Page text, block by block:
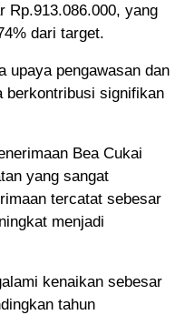
Rp.913.086.000, yang
dari target.
upaya pengawasan dan
berkontribusi signifikan
Bea Cukai
yang sangat
tercatat sebesar
menjadi
kenaikan sebesar
tahun